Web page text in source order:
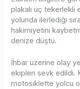
plakalı üç tekerlekli
yolunda ilerlediği
hakimiyetini
denize düştü.
İhbar üzerine olay
ekipleri sevk edildi.
motosiklette yolcu